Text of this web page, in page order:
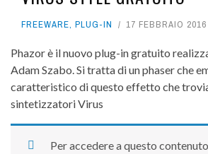
FREEWARE, PLUG-IN 17 FEBBRAIO 2016
Phazor è il nuovo plug-in gratuito
Adam Szabo. Si tratta di un phaser che
caratteristico di questo effetto che
sintetizzatori Virus
Per accedere a questo